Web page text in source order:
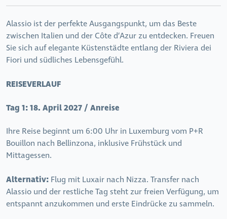
Alassio ist der perfekte Ausgangspunkt, um das Beste
zwischen Italien und der Côte d’Azur zu entdecken. Freuen
Sie sich auf elegante Küstenstädte entlang der Riviera dei
Fiori und südliches Lebensgefühl.
REISEVERLAUF
Tag 1:18. April 2027 / Anreise
Ihre Reise beginnt um 6:00 Uhr in Luxemburg vom P+R
Bouillon nach Bellinzona, inklusive Frühstück und
Mittagessen.
Alternativ: Flug mit Luxair nach Nizza. Transfer nach
Alassio und der restliche Tag steht zur freien Verfügung, um
entspannt anzukommen und erste Eindrücke zu sammeln.